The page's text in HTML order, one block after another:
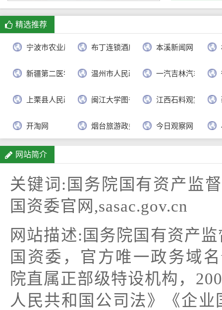
精选推荐
宁波市农业局 布丁连锁酒店官网 本溪新闻网
新疆第二医学院 温州市人民政府 一汽吉林汽车有限
上栗县人民政府 闽江大学图书馆 江西石料观赏网
开淘网 烟台旅游政务网 今日观察网
网站简介
关键词:国务院国有资产监
国资委官网,sasac.gov.cn
网站描述:国务院国有资产
国资委，官方唯一政务域
院直属正部级特设机构，
人民共和国公司法》《企